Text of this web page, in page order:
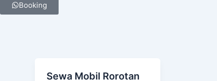
Booking
Sewa Mobil Rorotan